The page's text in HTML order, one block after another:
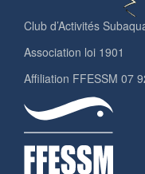
Club d’Activités
Association loi 1901
Affiliation FFESSM 07